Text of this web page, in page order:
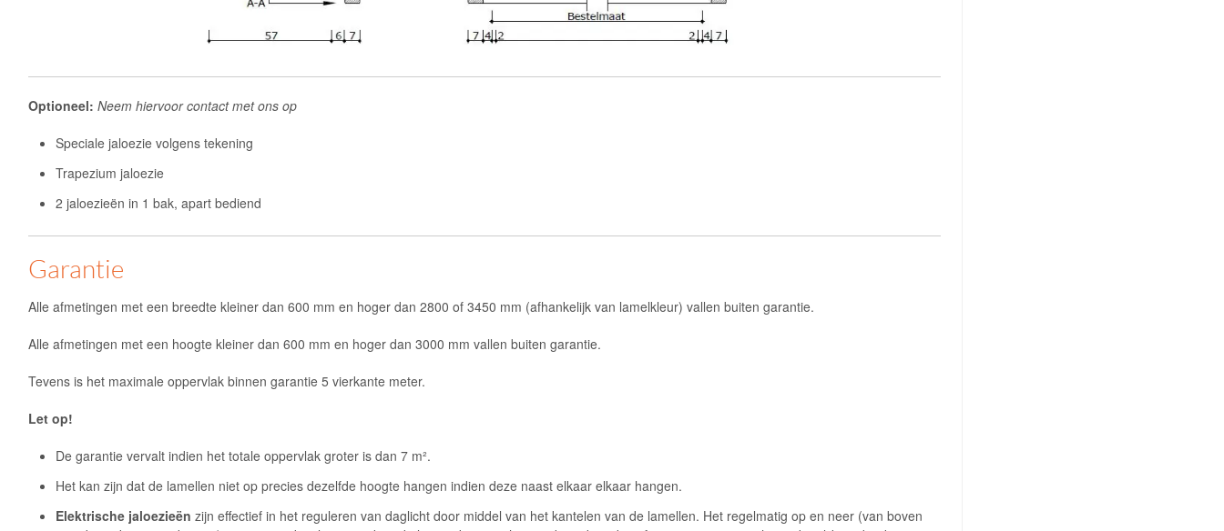
Optioneel: Neem hiervoor contact met ons op
Speciale jaloezie volgens tekening
Trapezium jaloezie
2 jaloezieën in 1 bak, apart bediend
Garantie
Alle afmetingen met een breedte kleiner dan 600 mm en hoger dan 2800 of 3450 mm (afhankelijk van lamelkleur) vallen buiten garantie.
Alle afmetingen met een hoogte kleiner dan 600 mm en hoger dan 3000 mm vallen buiten garantie.
Tevens is het maximale oppervlak binnen garantie 5 vierkante meter.
Let op!
De garantie vervalt indien het totale oppervlak groter is dan 7 m².
Het kan zijn dat de lamellen niet op precies dezelfde hoogte hangen indien deze naast elkaar elkaar hangen.
Elektrische jaloezieën zijn effectief in het reguleren van daglicht door middel van het kantelen van de lamellen. Het regelmatig op en neer (van boven